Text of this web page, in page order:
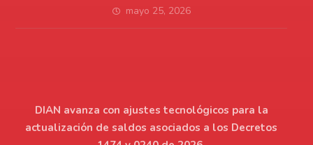
mayo 25, 2026
DIAN avanza con ajustes tecnológicos para la
actualización de saldos asociados a los Decretos